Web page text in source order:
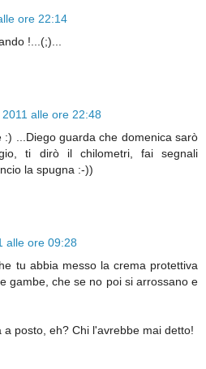
ore 22:14
!...(;)...
alle ore 22:48
:) ...Diego guarda che domenica sarò
ti dirò il chilometri, fai segnali
la spugna :-))
alle ore 09:28
tu abbia messo la crema protettiva
gambe, che se no poi si arrossano e
a posto, eh? Chi l'avrebbe mai detto!